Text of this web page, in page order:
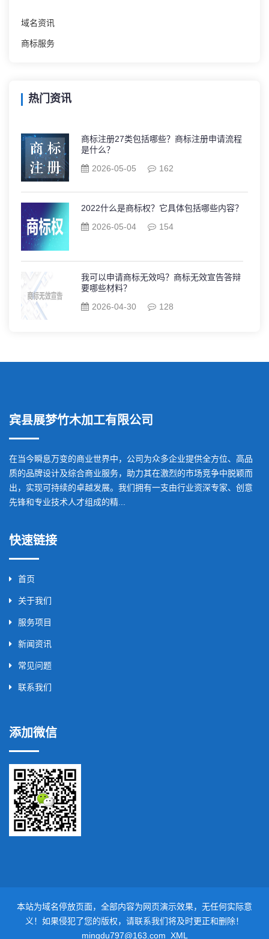
域名资讯
商标服务
热门资讯
商标注册27类包括哪些？商标注册申请流程
是什么？
2026-05-05
162
2022什么是商标权？它具体包括哪些内容？
2026-05-04
154
我可以申请商标无效吗？商标无效宣告答辩
要哪些材料？
2026-04-30
128
宾县展梦竹木加工有限公司
在当今瞬息万变的商业世界中，公司为众多企业提供全方位、高品
质的品牌设计及综合商业服务，助力其在激烈的市场竞争中脱颖而
出，实现可持续的卓越发展。我们拥有一支由行业资深专家、创意
先锋和专业技术人才组成的精...
快速链接
首页
关于我们
服务项目
新闻资讯
常见问题
联系我们
添加微信
本站为域名停放页面，全部内容为网页演示效果，无任何实际意
义！如果侵犯了您的版权，请联系我们将及时更正和删除！
mingdu797@163.com XML